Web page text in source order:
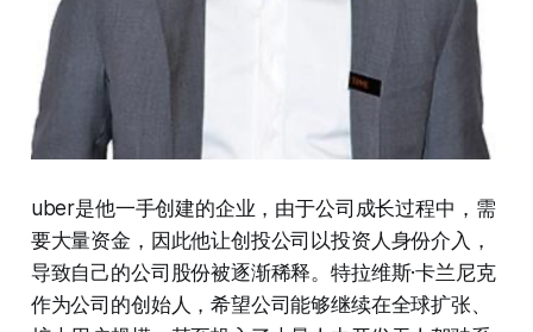
uber是他一手创建的企业，由于公司成长过程中，需
要大量资金，因此他让创投公司以投资人身份介入，
导致自己的公司股份被逐渐稀释。特拉维斯·卡兰尼克
作为公司的创始人，希望公司能够继续在全球扩张、